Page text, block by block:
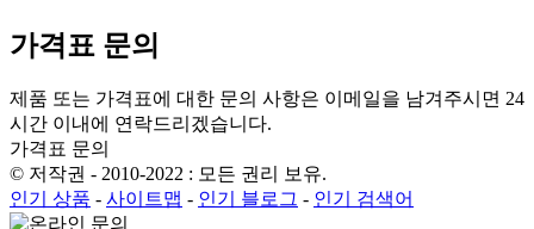
가격표 문의
제품 또는 가격표에 대한 문의 사항은 이메일을 남겨주시면 24
시간 이내에 연락드리겠습니다.
가격표 문의
© 저작권 - 2010-2022 : 모든 권리 보유.
인기 상품 - 사이트맵 - 인기 블로그 - 인기 검색어